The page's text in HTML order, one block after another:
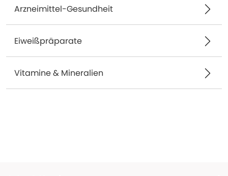
Arzneimittel-Gesundheit
Eiweißpräparate
Vitamine & Mineralien